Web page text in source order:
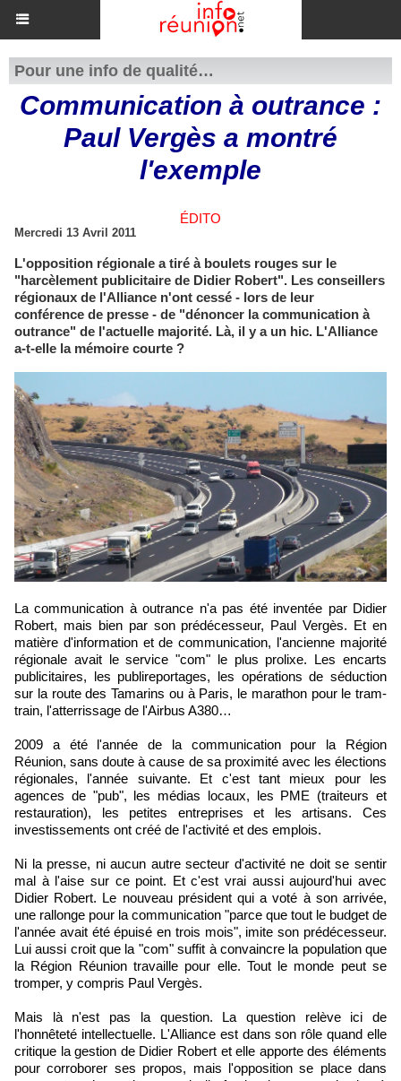
Pour une info de qualité…
Communication à outrance :
Paul Vergès a montré
l'exemple
ÉDITO
Mercredi 13 Avril 2011
L'opposition régionale a tiré à boulets rouges sur le
"harcèlement publicitaire de Didier Robert". Les conseillers
régionaux de l'Alliance n'ont cessé - lors de leur
conférence de presse - de "dénoncer la communication à
outrance" de l'actuelle majorité. Là, il y a un hic. L'Alliance
a-t-elle la mémoire courte ?
La communication à outrance n'a pas été inventée par Didier
Robert, mais bien par son prédécesseur, Paul Vergès. Et en
matière d'information et de communication, l'ancienne majorité
régionale avait le service "com" le plus prolixe. Les encarts
publicitaires, les publireportages, les opérations de séduction
sur la route des Tamarins ou à Paris, le marathon pour le tram-
train, l'atterrissage de l'Airbus A380…
2009 a été l'année de la communication pour la Région
Réunion, sans doute à cause de sa proximité avec les élections
régionales, l'année suivante. Et c'est tant mieux pour les
agences de "pub", les médias locaux, les PME (traiteurs et
restauration), les petites entreprises et les artisans. Ces
investissements ont créé de l'activité et des emplois.
Ni la presse, ni aucun autre secteur d'activité ne doit se sentir
mal à l'aise sur ce point. Et c'est vrai aussi aujourd'hui avec
Didier Robert. Le nouveau président qui a voté à son arrivée,
une rallonge pour la communication "parce que tout le budget de
l'année avait été épuisé en trois mois", imite son prédécesseur.
Lui aussi croit que la "com" suffit à convaincre la population que
la Région Réunion travaille pour elle. Tout le monde peut se
tromper, y compris Paul Vergès.
Mais là n'est pas la question. La question relève ici de
l'honnêteté intellectuelle. L'Alliance est dans son rôle quand elle
critique la gestion de Didier Robert et elle apporte des éléments
pour corroborer ses propos, mais l'opposition se place dans